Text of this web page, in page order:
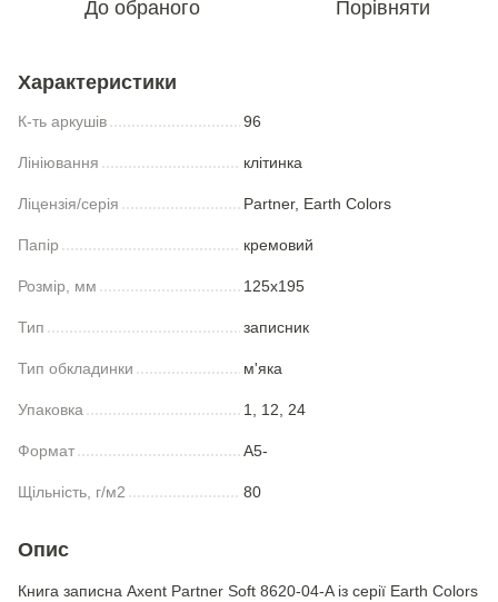
До обраного Порівняти
Характеристики
К-ть аркушів 96
Лініювання клітинка
Ліцензія/серія Partner, Earth Colors
Папір кремовий
Розмір, мм 125x195
Тип записник
Тип обкладинки м'яка
Упаковка 1, 12, 24
Формат A5-
Щільність, г/м2 80
Опис
Книга записна Axent Partner Soft 8620-04-A із серії Earth Colors